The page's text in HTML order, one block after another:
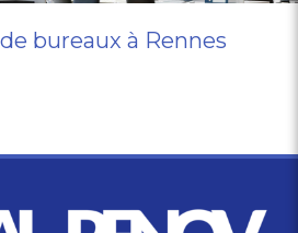
bureaux à Rennes